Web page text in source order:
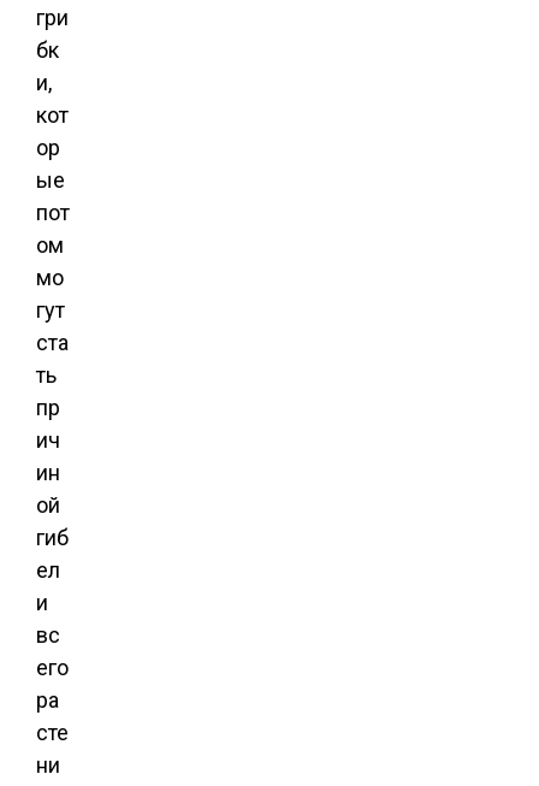
гри
бк
и,
кот
ор
ые
пот
ом
мо
гут
ста
ть
пр
ич
ин
ой
гиб
ел
и
вс
его
ра
сте
ни